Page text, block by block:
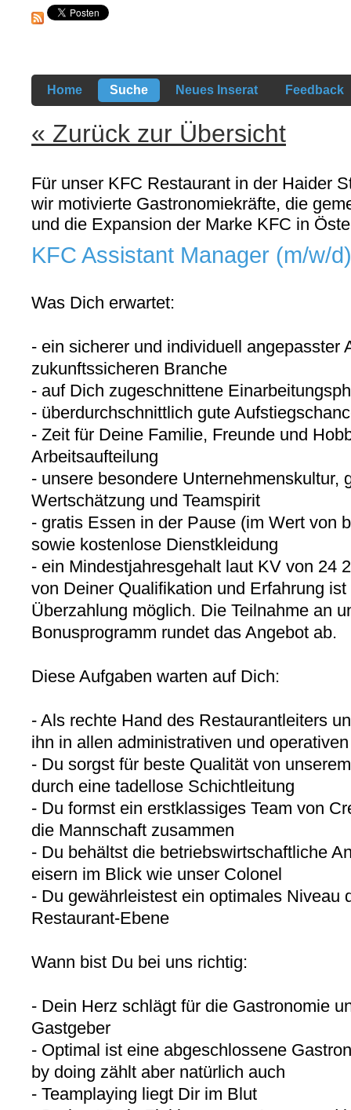
Home Suche Neues Inserat Feedback
« Zurück zur Übersicht
Für unser KFC Restaurant in der Haider
wir motivierte Gastronomiekräfte, die
und die Expansion der Marke KFC in
KFC Assistant Manager (m/w/d)
Was Dich erwartet:
- ein sicherer und individuell angepasster
zukunftssicheren Branche
- auf Dich zugeschnittene
- überdurchschnittlich gute
- Zeit für Deine Familie, Freunde und
Arbeitsaufteilung
- unsere besondere Unternehmenskultur,
Wertschätzung und Teamspirit
- gratis Essen in der Pause (im Wert von
sowie kostenlose Dienstkleidung
- ein Mindestjahresgehalt laut KV von 24
von Deiner Qualifikation und Erfahrung
Überzahlung möglich. Die Teilnahme an
Bonusprogramm rundet das Angebot ab.
Diese Aufgaben warten auf Dich:
- Als rechte Hand des Restaurantleiters
ihn in allen administrativen und
- Du sorgst für beste Qualität von
durch eine tadellose Schichtleitung
- Du formst ein erstklassiges Team von
die Mannschaft zusammen
- Du behältst die betriebswirtschaftliche
eisern im Blick wie unser Colonel
- Du gewährleistest ein optimales Niveau
Restaurant-Ebene
Wann bist Du bei uns richtig:
- Dein Herz schlägt für die Gastronomie
Gastgeber
- Optimal ist eine abgeschlossene
by doing zählt aber natürlich auch
- Teamplaying liegt Dir im Blut